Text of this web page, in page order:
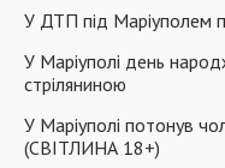
У ДТП під Маріуполем
У Маріуполі день
стріляниною
У Маріуполі потонув
(СВІТЛИНА 18+)